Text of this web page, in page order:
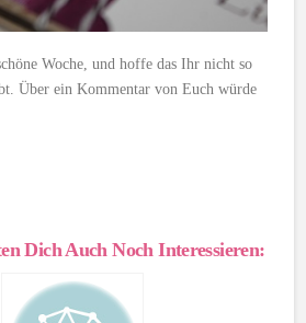
Woche, und hoffe das Ihr nicht so
Über ein Kommentar von Euch würde
Dich Auch Noch Interessieren: